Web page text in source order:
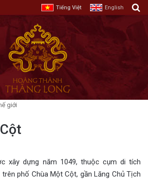
Tiếng Việt English
giới
xây dựng năm 1049, thuộc cụm di tích
phố Chùa Một Cột, gần Lăng Chủ Tịch